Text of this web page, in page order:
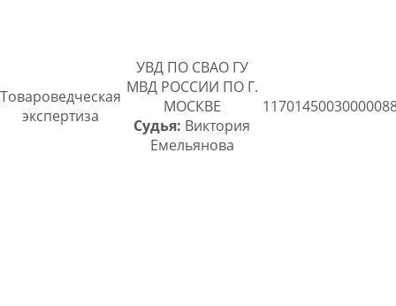
Товароведческая
экспертиза
УВД ПО СВАО ГУ
МВД РОССИИ ПО Г.
МОСКВЕ
Судья: Виктория
Емельянова